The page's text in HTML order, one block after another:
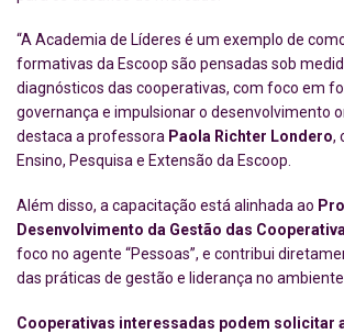
“A Academia de Líderes é um exemplo de
formativas da Escoop são pensadas sob
diagnósticos das cooperativas, com foco em
governança e impulsionar o desenvolvimento
destaca a professora Paola Richter Londero,
Ensino, Pesquisa e Extensão da Escoop.
Além disso, a capacitação está alinhada ao
Desenvolvimento da Gestão das
foco no agente “Pessoas”, e contribui
das práticas de gestão e liderança no
Cooperativas interessadas podem solicitar